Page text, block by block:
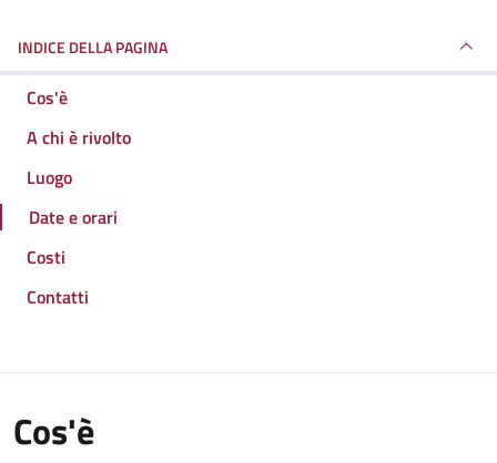
INDICE DELLA PAGINA
Cos'è
A chi è rivolto
Luogo
Date e orari
Costi
Contatti
Cos'è